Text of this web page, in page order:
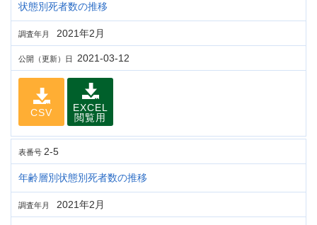
状態別死者数の推移
調査年月 2021年2月
公開（更新）日 2021-03-12
CSV
EXCEL
閲覧用
表番号 2-5
年齢層別状態別死者数の推移
調査年月 2021年2月